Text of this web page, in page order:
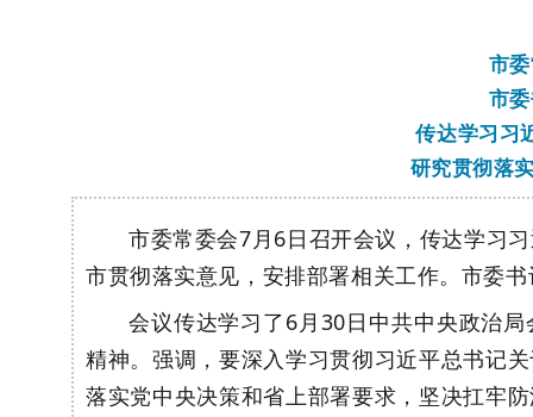
市
市
传达学习习
研究贯彻落
市委常委会7月6日召开会议，传达学习
市贯彻落实意见，安排部署相关工作。市委
会议传达学习了6月30日中共中央政治
精神。强调， 要深入学习贯彻习近平总书记
落实党中央决策和省上部署要求，坚决扛牢